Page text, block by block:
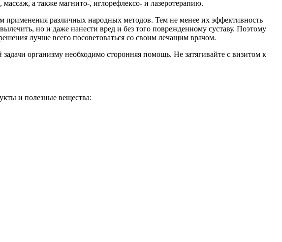
а также магнито-, иглорефлексо- и лазеротерапию.
применения различных народных методов. Тем не менее их эффективность
но и даже нанести вред и без того поврежденному суставу. Поэтому
лучше всего посоветоваться со своим лечащим врачом.
организму необходимо сторонняя помощь. Не затягивайте с визитом к
и полезные вещества: